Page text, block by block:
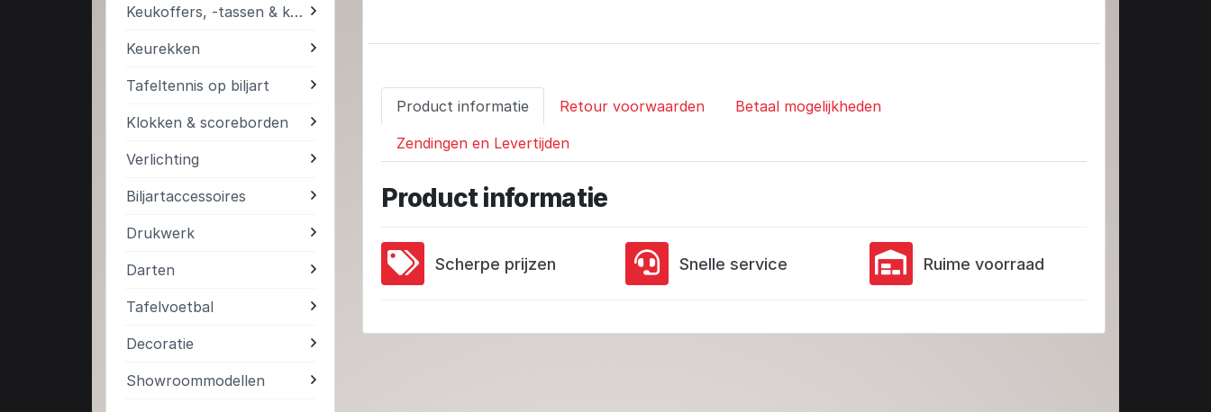
Keukoffers, -tassen & kokers
Keurekken
Tafeltennis op biljart
Klokken & scoreborden
Verlichting
Biljartaccessoires
Drukwerk
Darten
Tafelvoetbal
Decoratie
Showroommodellen
Product informatie Retour voorwaarden Betaal mogelijkheden
Zendingen en Levertijden
Product informatie
Scherpe prijzen Snelle service Ruime voorraad